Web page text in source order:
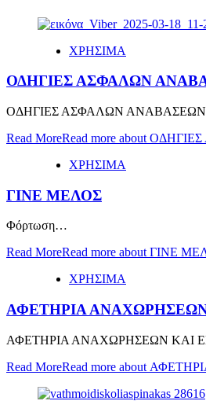
ΧΡΗΣΙΜΑ
ΟΔΗΓΙΕΣ ΑΣΦΑΛΩΝ
ΟΔΗΓΙΕΣ ΑΣΦΑΛΩΝ ΑΝΑΒΑΣΕΩΝ
Read MoreRead more about
ΧΡΗΣΙΜΑ
ΓΙΝΕ ΜΕΛΟΣ
Φόρτωση…
Read MoreRead more about ΓΙΝΕ
ΧΡΗΣΙΜΑ
ΑΦΕΤΗΡΙΑ
ΑΦΕΤΗΡΙΑ ΑΝΑΧΩΡΗΣΕΩΝ ΚΑΙ
Read MoreRead more about